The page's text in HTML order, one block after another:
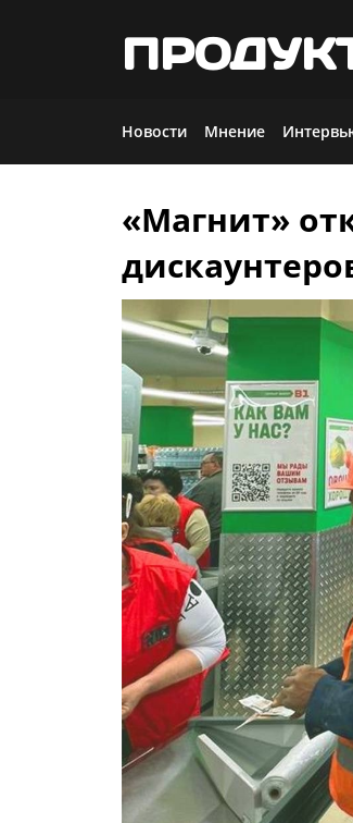
Новости Мнение
Skip
content
«Магнит»